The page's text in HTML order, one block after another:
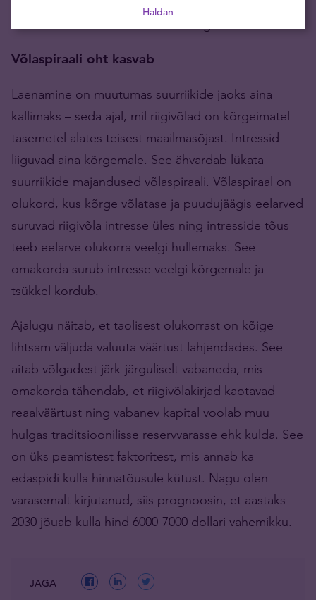
Võlaspiraali oht kasvab
Laenamine on muutumas suurriikide jaoks aina
kallimaks – seda ajal, mil riigivõlad on kõrgeimatel
tasemetel alates teisest maailmasõjast. Intressid
liiguvad aina kõrgemale. See ähvardab lükata
suurriikide majandused võlaspiraali. Võlaspiraal on
olukord, kus kõrge võlatase ja puudujäägis eelarved
suruvad riigivõla intresse üles ning intresside tõus
teeb eelarve olukorra veelgi hullemaks. See
omakorda surub intresse veelgi kõrgemale ja
tsükkel kordub.
Ajalugu näitab, et taolisest olukorrast on kõige
lihtsam väljuda valuuta väärtust lahjendades. See
aitab võlgadest järk-järguliselt vabaneda, mis
omakorda tähendab, et riigivõlakirjad kaotavad
reaalväärtust ning vabanev kapital voolab muu
hulgas traditsioonilisse reservvarasse ehk kulda. See
on üks peamistest faktoritest, mis annab ka
edaspidi kulla hinnatõusule kütust. Nagu olen
varasemalt kirjutanud, siis prognoosin, et aastaks
2030 jõuab kulla hind 6000-7000 dollari vahemikku.
JAGA
Haldan